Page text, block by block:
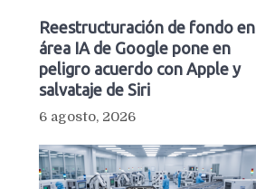
Reestructuración de fondo en
área IA de Google pone en
peligro acuerdo con Apple y
salvataje de Siri
6 agosto, 2026